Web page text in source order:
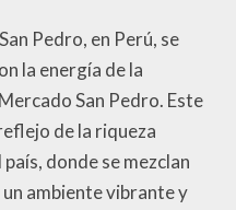
Pedro, en Perú, se
la energía de la
San Pedro. Este
de la riqueza
donde se mezclan
ambiente vibrante y